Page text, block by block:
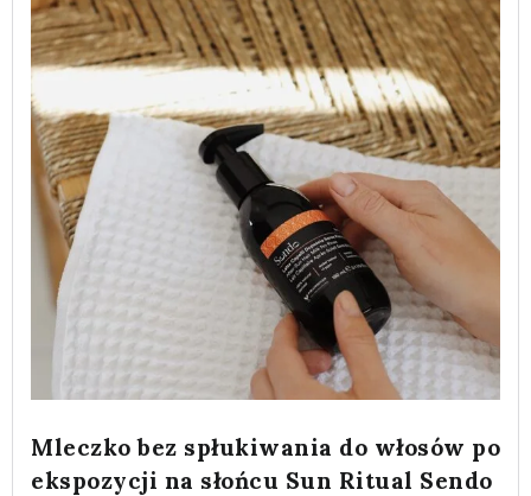
Mleczko bez spłukiwania do włosów po
ekspozycji na słońcu Sun Ritual Sendo